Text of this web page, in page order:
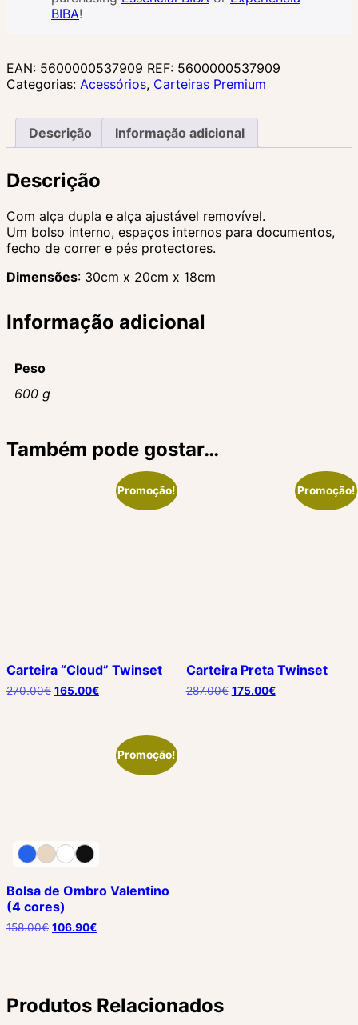
ValentinoBIBA!
EAN: 5600000537909 REF: 5600000537909
Categorias: Acessórios, Carteiras Premium
Descrição Informação adicional
Descrição
Com alça dupla e alça ajustável removível.
Um bolso interno, espaços internos para documentos,
fecho de correr e pés protectores.
Dimensões: 30cm x 20cm x 18cm
Informação adicional
Peso
600 g
Também pode gostar…
Promoção!
Carteira “Cloud” Twinset
270.00€ O
165.00€O
165.00€.
Promoção!
Carteira Preta Twinset
287.00€ O
175.00€O
Promoção!
Bolsa de Ombro Valentino
(4 cores)
158.00€ 106.90€
Produtos Relacionados